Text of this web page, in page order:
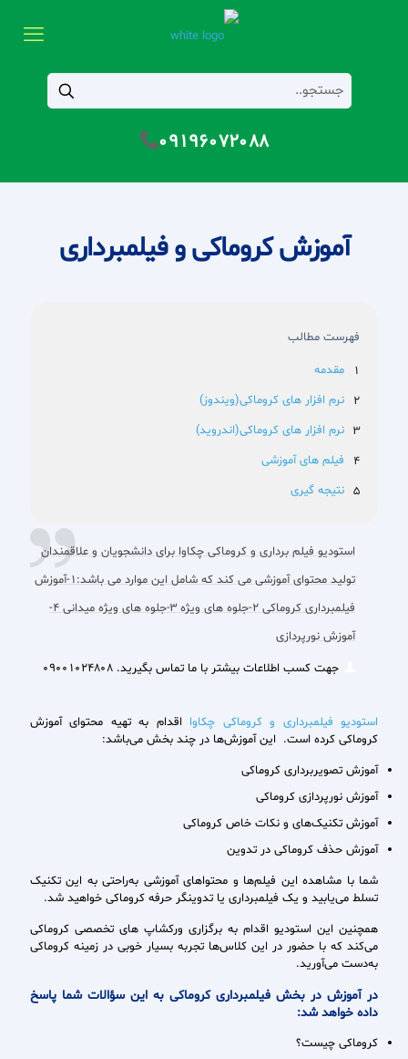
09196072088
آموزش کروماکی و فیلمبرداری
استودیو فیلم برداری و کروماکی چکاوا برای دانشجویان و علاقمندان
تولید محتوای آموزشی می کند که شامل این موارد می باشد:1-آموزش
فیلمبرداری کروماکی 2-جلوه های ویژه 3-جلوه های ویژه میدانی 4-
آموزش نورپردازی
جهت کسب اطلاعات بیشتر با ما تماس بگیرید. 09001024808
استودیو فیلمبرداری و کروماکی چکاوا اقدام به تهیه محتوای آموزش
کروماکی کرده است. این آموزش‌ها در چند بخش می‌باشد:
آموزش تصویربرداری کروماکی
آموزش نورپردازی کروماکی
آموزش تکنیک‌های و نکات خاص کروماکی
آموزش حذف کروماکی در تدوین
شما با مشاهده این فیلم‌ها و محتواهای آموزشی به‌راحتی به این تکنیک
تسلط می‌یابید و یک فیلمبرداری یا تدوینگر حرفه کروماکی خواهید شد.
همچنین این استودیو اقدام به برگزاری ورکشاپ های تخصصی کروماکی
می‌کند که با حضور در این کلاس‌ها تجربه بسیار خوبی در زمینه کروماکی
به‌دست می‌آورید.
در آموزش در بخش فیلمبرداری کروماکی به این سؤالات شما پاسخ
داده خواهد شد:
کروماکی چیست؟
فهرست مطالب
مقدمه
نرم افزار های کروماکی(ویندوز)
نرم افزار های کروماکی(اندروید)
فیلم های آموزشی
نتیجه گیری